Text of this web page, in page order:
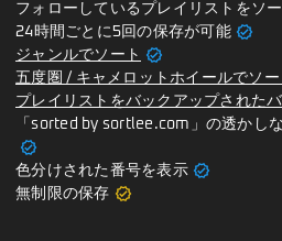
フォローしているプレイリストをソー
24時間ごとに5回の保存が可能 verified
ジャンルでソート verified
五度圏 / キャメロットホイールでソー
プレイリストをバックアップされた
「sorted by sortlee.com」の透かし
verified
色分けされた番号を表示 verified
無制限の保存 verified